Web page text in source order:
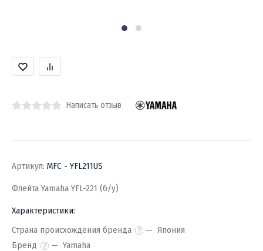
Написать отзыв
Артикул: MFC - YFL211US
Флейта Yamaha YFL-221 (б/у)
Характеристики:
Страна происхождения бренда
Япония
Бренд
Yamaha